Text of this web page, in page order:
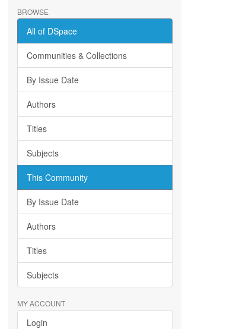
BROWSE
All of DSpace
Communities & Collections
By Issue Date
Authors
Titles
Subjects
This Community
By Issue Date
Authors
Titles
Subjects
MY ACCOUNT
Login